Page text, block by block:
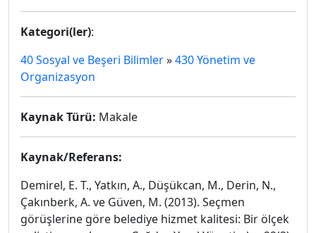
Kategori(ler):
40 Sosyal ve Beşeri Bilimler»430 Yönetim ve
Organizasyon
Kaynak Türü: Makale
Kaynak/Referans:
Demirel, E. T., Yatkın, A., Düşükcan, M., Derin, N.,
Çakınberk, A. ve Güven, M. (2013). Seçmen
görüşlerine göre belediye hizmet kalitesi: Bir ölçek